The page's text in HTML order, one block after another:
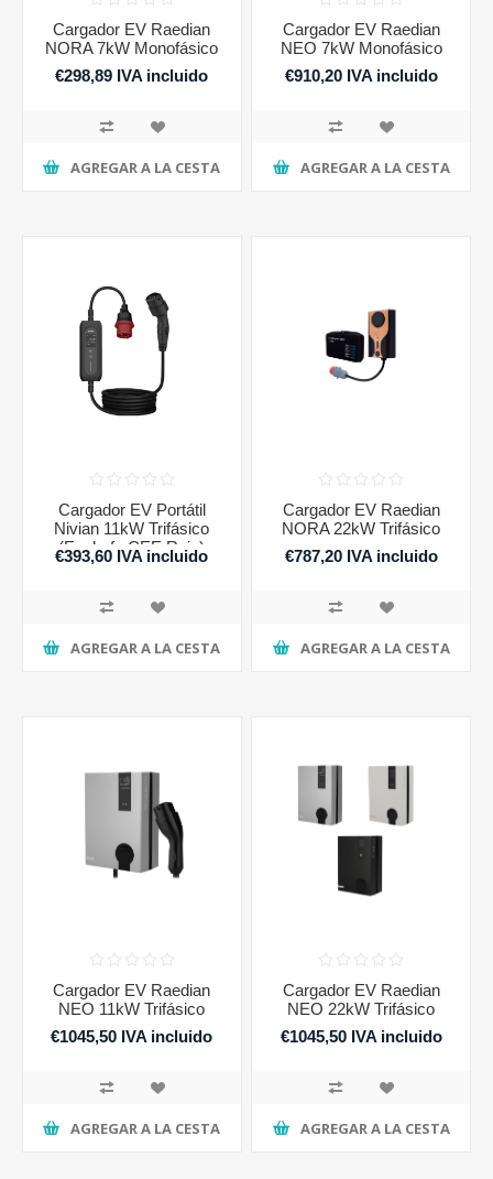
Cargador EV Raedian
NORA 7kW Monofásico
€298,89 IVA incluido
AGREGAR A LA CESTA
Cargador EV Raedian
NEO 7kW Monofásico
€910,20 IVA incluido
AGREGAR A LA CESTA
Cargador EV Portátil
Nivian 11kW Trifásico
(Enchufe CEE Rojo)
€393,60 IVA incluido
AGREGAR A LA CESTA
Cargador EV Raedian
NORA 22kW Trifásico
€787,20 IVA incluido
AGREGAR A LA CESTA
Cargador EV Raedian
NEO 11kW Trifásico
€1045,50 IVA incluido
AGREGAR A LA CESTA
Cargador EV Raedian
NEO 22kW Trifásico
€1045,50 IVA incluido
AGREGAR A LA CESTA